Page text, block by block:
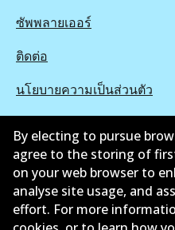
ซัพพลายเออร์
ติดต่อ
นโยบายความเป็นส่วนตัว
ข้อกำหนดและเงื่อนไข
นโยบายการแจ้งเบาะแส
แคตตาล๊อก
By electing to pursue
agree to the storing of
on your web browser to
analyse site usage, and
effort. For more